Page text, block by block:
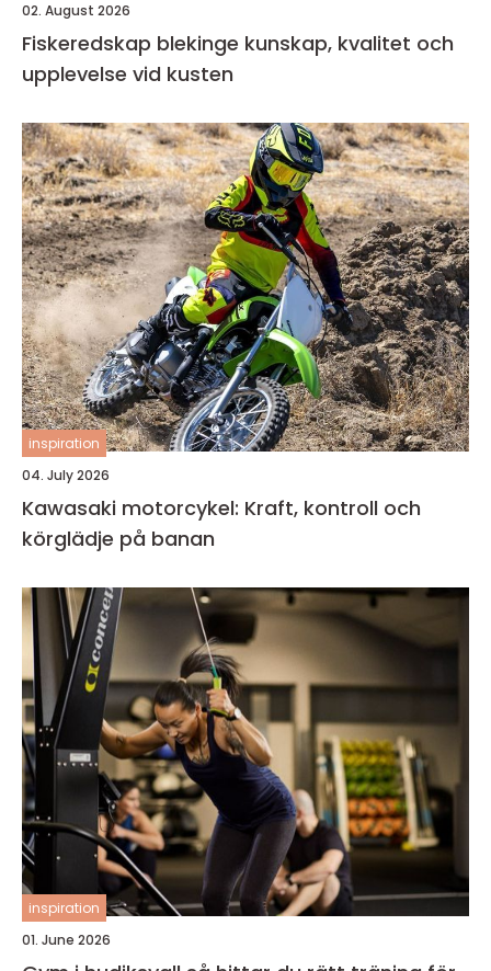
02. August 2026
Fiskeredskap blekinge kunskap, kvalitet och
upplevelse vid kusten
inspiration
04. July 2026
Kawasaki motorcykel: Kraft, kontroll och
körglädje på banan
inspiration
01. June 2026